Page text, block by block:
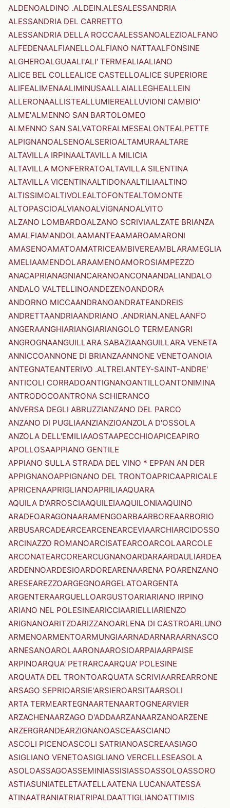
ALDENOALDINO .ALDEIN.ALESALESSANDRIA
ALESSANDRIA DEL CARRETTO
ALESSANDRIA DELLA ROCCAALESSANOALEZIOALFANO
ALFEDENAALFIANELLOALFIANO NATTAALFONSINE
ALGHEROALGUAALI'ALI' TERMEALIAALIANO
ALICE BEL COLLEALICE CASTELLOALICE SUPERIORE
ALIFEALIMENAALIMINUSAALLAIALLEGHEALLEIN
ALLERONAALLISTEALLUMIEREALLUVIONI CAMBIO'
ALME'ALMENNO SAN BARTOLOMEO
ALMENNO SAN SALVATOREALMESEALONTEALPETTE
ALPIGNANOALSENOALSERIOALTAMURAALTARE
ALTAVILLA IRPINAALTAVILLA MILICIA
ALTAVILLA MONFERRATOALTAVILLA SILENTINA
ALTAVILLA VICENTINAALTIDONAALTILIAALTINO
ALTISSIMOALTIVOLEALTOFONTEALTOMONTE
ALTOPASCIOALVIANOALVIGNANOALVITO
ALZANO LOMBARDOALZANO SCRIVIAALZATE BRIANZA
AMALFIAMANDOLAAMANTEAAMAROAMARONI
AMASENOAMATOAMATRICEAMBIVEREAMBLARAMEGLIA
AMELIAAMENDOLARAAMENOAMOROSIAMPEZZO
ANACAPRIANAGNIANCARANOANCONAANDALIANDALO
ANDALO VALTELLINOANDEZENOANDORA
ANDORNO MICCAANDRANOANDRATEANDREIS
ANDRETTAANDRIAANDRIANO .ANDRIAN.ANELAANFO
ANGERAANGHIARIANGIARIANGOLO TERMEANGRI
ANGROGNAANGUILLARA SABAZIAANGUILLARA VENETA
ANNICCOANNONE DI BRIANZAANNONE VENETOANOIA
ANTEGNATEANTERIVO .ALTREI.ANTEY-SAINT-ANDRE'
ANTICOLI CORRADOANTIGNANOANTILLOANTONIMINA
ANTRODOCOANTRONA SCHIERANCO
ANVERSA DEGLI ABRUZZIANZANO DEL PARCO
ANZANO DI PUGLIAANZIANZIOANZOLA D'OSSOLA
ANZOLA DELL'EMILIAAOSTAAPECCHIOAPICEAPIRO
APOLLOSAAPPIANO GENTILE
APPIANO SULLA STRADA DEL VINO * EPPAN AN DER
APPIGNANOAPPIGNANO DEL TRONTOAPRICAAPRICALE
APRICENAAPRIGLIANOAPRILIAAQUARA
AQUILA D'ARROSCIAAQUILEIAAQUILONIAAQUINO
ARADEOARAGONAARAMENGOARBAARBOREAARBORIO
ARBUSARCADEARCEARCENEARCEVIAARCHIARCIDOSSO
ARCINAZZO ROMANOARCISATEARCOARCOLAARCOLE
ARCONATEARCOREARCUGNANOARDARAARDAULIARDEA
ARDENNOARDESIOARDOREARENAARENA POARENZANO
ARESEAREZZOARGEGNOARGELATOARGENTA
ARGENTERAARGUELLOARGUSTOARIARIANO IRPINO
ARIANO NEL POLESINEARICCIAARIELLIARIENZO
ARIGNANOARITZOARIZZANOARLENA DI CASTROARLUNO
ARMENOARMENTOARMUNGIAARNADARNARAARNASCO
ARNESANOAROLAARONAAROSIOARPAIAARPAISE
ARPINOARQUA' PETRARCAARQUA' POLESINE
ARQUATA DEL TRONTOARQUATA SCRIVIAARREARRONE
ARSAGO SEPRIOARSIE'ARSIEROARSITAARSOLI
ARTA TERMEARTEGNAARTENAARTOGNEARVIER
ARZACHENAARZAGO D'ADDAARZANAARZANOARZENE
ARZERGRANDEARZIGNANOASCEAASCIANO
ASCOLI PICENOASCOLI SATRIANOASCREAASIAGO
ASIGLIANO VENETOASIGLIANO VERCELLESEASOLA
ASOLOASSAGOASSEMINIASSISIASSOASSOLOASSORO
ASTIASUNIATELETAATELLAATENA LUCANAATESSA
ATINAATRANIATRIATRIPALDAATTIGLIANOATTIMIS